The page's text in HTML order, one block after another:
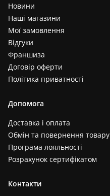
Новини
Наші магазини
Мої замовлення
Відгуки
Франшиза
Договір оферти
Політика приватності
Допомога
Доставка і оплата
Обмін та повернення товару
Програма лояльності
Розрахунок сертифікатом
Контакти